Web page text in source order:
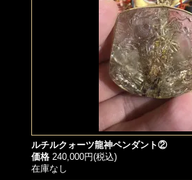
ルチルクォーツ龍神ペンダント②
価格 240,000円(税込)
在庫なし